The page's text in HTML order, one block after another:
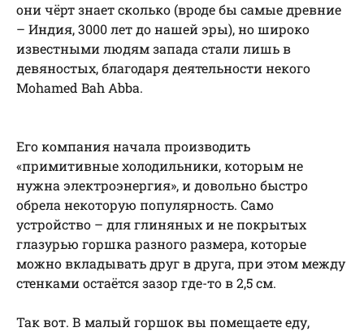
они чёрт знает сколько (вроде бы самые древние
– Индия, 3000 лет до нашей эры), но широко
известными людям запада стали лишь в
девяностых, благодаря деятельности некого
Mohamed Bah Abba.
Его компания начала производить
«примитивные холодильники, которым не
нужна электроэнергия», и довольно быстро
обрела некоторую популярность. Само
устройство – для глиняных и не покрытых
глазурью горшка разного размера, которые
можно вкладывать друг в друга, при этом между
стенками остаётся зазор где-то в 2,5 см.
Так вот. В малый горшок вы помещаете еду,